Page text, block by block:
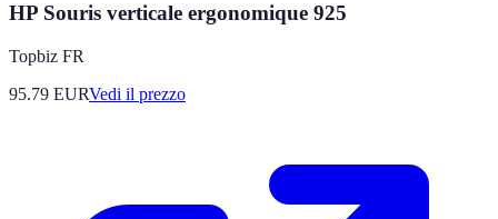
HP Souris verticale ergonomique 925
Topbiz FR
95.79 EURVedi il prezzo